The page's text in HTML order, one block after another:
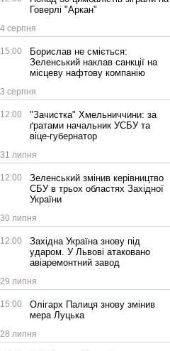
Говерлі "Аркан"
4 серпня
15:00
Борислав не сміється:
Зеленський наклав санкції на
місцеву нафтову компанію
3 серпня
12:00
"Зачистка" Хмельниччини: за
ґратами начальник УСБУ та
віце-губернатор
31 липня
12:00
Зеленський змінив керівництво
СБУ в трьох областях Західної
України
30 липня
12:00
Західна Україна знову під
ударом. У Львові атаковано
авіаремонтний завод
29 липня
15:00
Олігарх Палиця знову змінив
мера Луцька
28 липня